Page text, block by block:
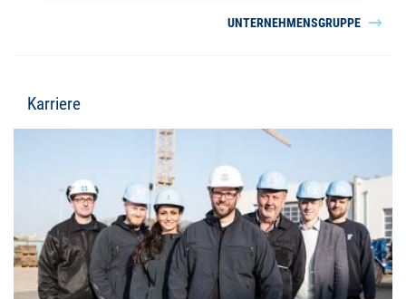
UNTERNEHMENSGRUPPE
Karriere